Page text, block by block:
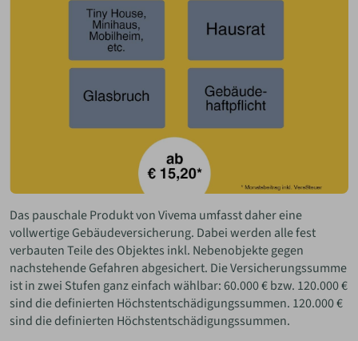
Das pauschale Produkt von Vivema umfasst daher eine
vollwertige Gebäudeversicherung. Dabei werden alle fest
verbauten Teile des Objektes inkl. Nebenobjekte gegen
nachstehende Gefahren abgesichert. Die Versicherungssumme
ist in zwei Stufen ganz einfach wählbar: 60.000 € bzw. 120.000 €
sind die definierten Höchstentschädigungssummen. 120.000 €
sind die definierten Höchstentschädigungssummen.